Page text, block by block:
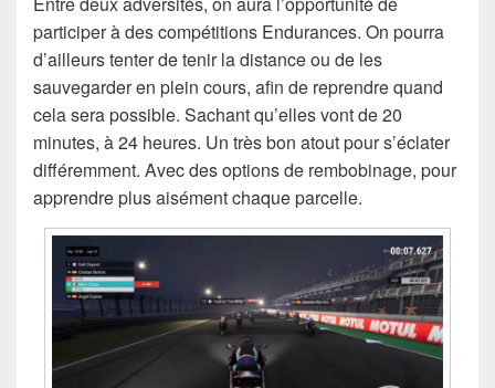
participer à des compétitions Endurances. On pourra
d’ailleurs tenter de tenir la distance ou de les
sauvegarder en plein cours, afin de reprendre quand
cela sera possible. Sachant qu’elles vont de 20
minutes, à 24 heures. Un très bon atout pour s’éclater
différemment. Avec des options de rembobinage, pour
apprendre plus aisément chaque parcelle.